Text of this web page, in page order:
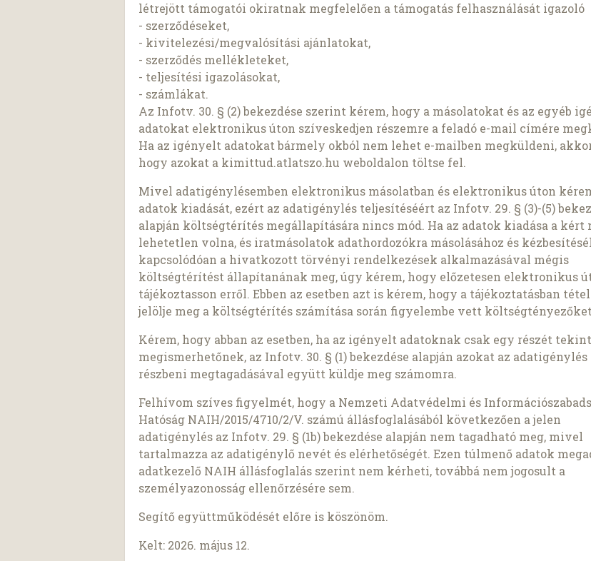
létrejött támogatói okiratnak megfelelően a támogatás felhasználását igazoló
- szerződéseket,
- kivitelezési/megvalósítási ajánlatokat,
- szerződés mellékleteket,
- teljesítési igazolásokat,
- számlákat.
Az Infotv. 30. § (2) bekezdése szerint kérem, hogy a másolatokat és az egyéb
adatokat elektronikus úton szíveskedjen részemre a feladó e-mail címére
Ha az igényelt adatokat bármely okból nem lehet e-mailben megküldeni,
hogy azokat a kimittud.atlatszo.hu weboldalon töltse fel.
Mivel adatigénylésemben elektronikus másolatban és elektronikus úton
adatok kiadását, ezért az adatigénylés teljesítéséért az Infotv. 29. § (3)-(5)
alapján költségtérítés megállapítására nincs mód. Ha az adatok kiadása a kért
lehetetlen volna, és iratmásolatok adathordozókra másolásához és
kapcsolódóan a hivatkozott törvényi rendelkezések alkalmazásával mégis
költségtérítést állapítanának meg, úgy kérem, hogy előzetesen elektronikus
tájékoztasson erről. Ebben az esetben azt is kérem, hogy a tájékoztatásban
jelölje meg a költségtérítés számítása során figyelembe vett
Kérem, hogy abban az esetben, ha az igényelt adatoknak csak egy részét
megismerhetőnek, az Infotv. 30. § (1) bekezdése alapján azokat az adatigénylés
részbeni megtagadásával együtt küldje meg számomra.
Felhívom szíves figyelmét, hogy a Nemzeti Adatvédelmi és
Hatóság NAIH/2015/4710/2/V. számú állásfoglalásából következően a jelen
adatigénylés az Infotv. 29. § (1b) bekezdése alapján nem tagadható meg, mivel
tartalmazza az adatigénylő nevét és elérhetőségét. Ezen túlmenő adatok
adatkezelő NAIH állásfoglalás szerint nem kérheti, továbbá nem jogosult a
személyazonosság ellenőrzésére sem.
Segítő együttműködését előre is köszönöm.
Kelt: 2026. május 12.